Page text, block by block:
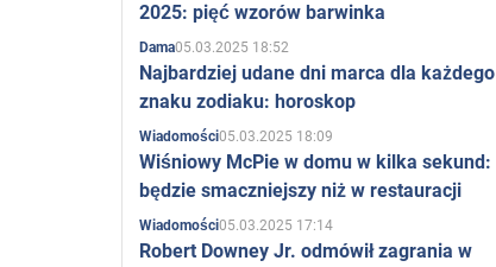
2025: pięć wzorów barwinka
Dama05.03.2025 18:52
Najbardziej udane dni marca dla każdego
znaku zodiaku: horoskop
Wiadomości05.03.2025 18:09
Wiśniowy McPie w domu w kilka sekund:
będzie smaczniejszy niż w restauracji
Wiadomości05.03.2025 17:14
Robert Downey Jr. odmówił zagrania w